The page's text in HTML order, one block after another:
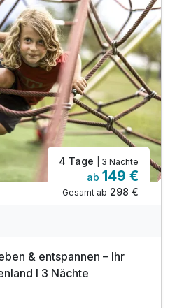
Neutal (Sommer)
Leistungen*
Angeboten z.B.:
Forchtenstein
Eis-Greissler
Wiesen
4 Tage | 3 Nächte
ab 149 €
Gesamt ab 298 €
& entspannen – Ihr
I 3 Nächte